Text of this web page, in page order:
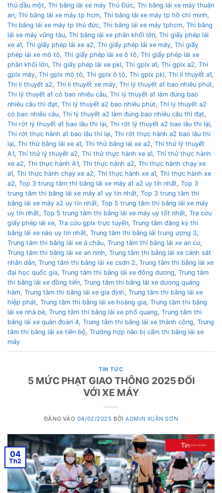
thủ dầu một, Thi bằng lái xe máy Thủ Đức, Thi bằng lái xe máy thuận
an, Thi bằng lái xe máy tp hcm, Thi bằng lái xe máy tp hồ chí minh,
Thi bằng lái xe máy tp thủ đức, Thi bằng lái xe máy tphcm, Thi bằng
lái xe máy vũng tàu, Thi bằng lái xe phân khối lớn, Thi giấy phép lái
xe a1, Thi giấy phép lái xe a2, Thi giấy phép lái xe máy, Thi giấy
phép lái xe mô tô, Thi giấy phép lái xe ô tô, Thi giấy phép lái xe
phân khối lớn, Thi giấy phép lái xe pkl, Thi gplx a1, Thi gplx a2, Thi
gplx máy, Thi gplx mô tô, Thi gplx ô tô, Thi gplx pkl, Thi lí thuyết a1,
Thi lí thuyết a2, Thi lí thuyết xe máy, Thi lý thuyết a1 bao nhiêu phút,
Thi lý thuyết a1 có bao nhiêu câu, Thi lý thuyết a1 làm đúng bao
nhiêu câu thì đạt, Thi lý thuyết a2 bao nhiêu phút, Thi lý thuyết a2
có bao nhiêu câu, Thi lý thuyết a2 làm đúng bao nhiêu câu thì đạt,
Thi rớt lý thuyết a1 bao lâu thi lại, Thi rớt lý thuyết a2 bao lâu thi lại,
Thi rớt thực hành a1 bao lâu thi lại, Thi rớt thực hành a2 bao lâu thi
lại, Thi thử bằng lái xe a1, Thi thử bằng lái xe a2, Thi thử lý thuyết
A1, Thi thử lý thuyết a2, Thi thử thực hành xe a1, Thi thử thực hành
xe a2, Thi thực hành A1, Thi thực hành a2, Thi thực hành chạy xe
a1, Thi thực hành chạy xe a2, Thi thực hành xe a1, Thi thực hành xe
a2, Top 3 trung tâm thi bằng lái xe máy a1 a2 uy tín nhất, Top 3
trung tâm thi bằng lái xe máy a1 uy tín nhất, Top 3 trung tâm thi
bằng lái xe máy a2 uy tín nhất, Top 5 trung tâm thi bằng lái xe máy
uy tín nhất, Top 5 trung tâm thi bằng lái xe máy uy tốt nhất, Tra cứu
giấy phép lái xe, Tra cứu gplx trực tuyến, Trung tâm đăng ký thi
bằng lái xe nào uy tín nhất, Trung tâm thi bằng lái trung ương 3,
Trung tâm thi bằng lái xe á châu, Trung tâm thi bằng lái xe an cư,
Trung tâm thi bằng lái xe an ninh, Trung tâm thi bằng lái xe cảnh sát
nhân dân, Trung tâm thi bằng lái xe csdn 2, Trung tâm thi bằng lái xe
đại học quốc gia, Trung tâm thi bằng lái xe đông dương, Trung tâm
thi bằng lái xe đồng tiến, Trung tâm thi bằng lái xe dương quảng
hàm, Trung tâm thi bằng lái xe gia định, Trung tâm thi bằng lái xe
hiệp phát, Trung tâm thi bằng lái xe hoàng gia, Trung tâm thi bằng
lái xe nhà bè, Trung tâm thi bằng lái xe phổ quang, Trung tâm thi
bằng lái xe quân đoàn 4, Trung tâm thi bằng lái xe thành công, Trung
tâm thi bằng lái xe tiến bộ, Trường hợp nào bị cấm thi bằng lái xe
máy
TIN TỨC
5 MỨC PHẠT GIAO THÔNG 2025 ĐỐI
VỚI XE MÁY
ĐĂNG VÀO 04/02/2025 BỞIADMIN XUÂN SƠN
04
Th2